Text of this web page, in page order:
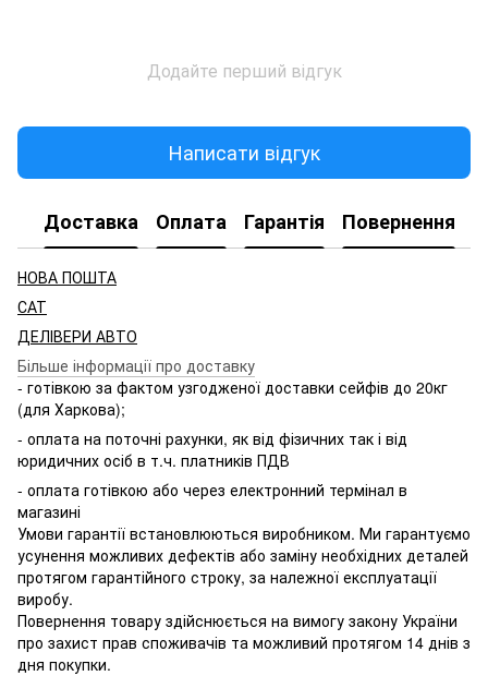
Додайте перший відгук
Написати відгук
Доставка Оплата Гарантія Повернення
НОВА ПОШТА
САТ
ДЕЛІВЕРИ АВТО
Більше інформації про доставку
- готівкою за фактом узгодженої доставки сейфів до 20кг
(для Харкова);
- оплата на поточні рахунки, як від фізичних так і від
юридичних осіб в т.ч. платників ПДВ
- оплата готівкою або через електронний термінал в
магазині
Умови гарантії встановлюються виробником. Ми гарантуємо
усунення можливих дефектів або заміну необхідних деталей
протягом гарантійного строку, за належної експлуатації
виробу.
Повернення товару здійснюється на вимогу закону України
про захист прав споживачів та можливий протягом 14 днів з
дня покупки.